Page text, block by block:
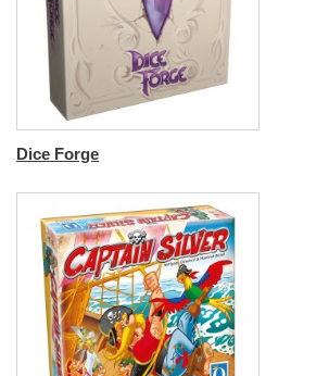
Dice Forge